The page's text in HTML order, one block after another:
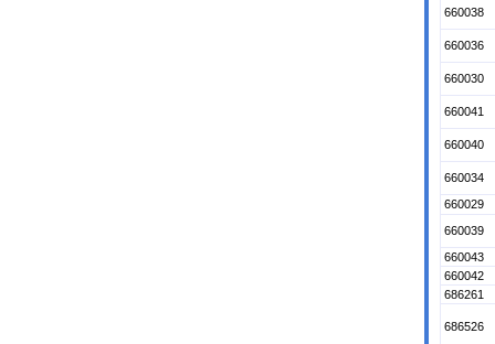
660038
660036
660030
660041
660040
660034
660029
660039
660043
660042
686261
686526